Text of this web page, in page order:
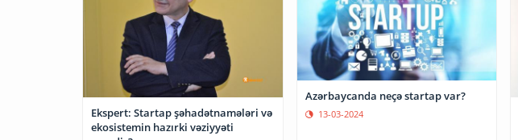
Ekspert: Startap şəhadətnamələri və
ekosistemin hazırki vəziyyəti
Azərbaycanda neçə startap var?
13-03-2024